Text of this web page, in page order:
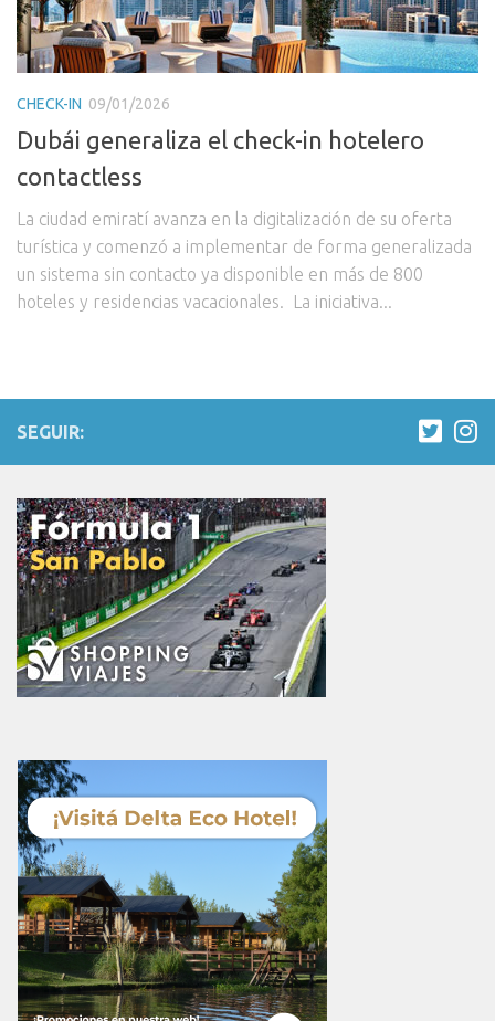
CHECK-IN 09/01/2026
Dubái generaliza el check-in hotelero
contactless
La ciudad emiratí avanza en la digitalización de su oferta
turística y comenzó a implementar de forma generalizada
un sistema sin contacto ya disponible en más de 800
hoteles y residencias vacacionales. La iniciativa...
SEGUIR: